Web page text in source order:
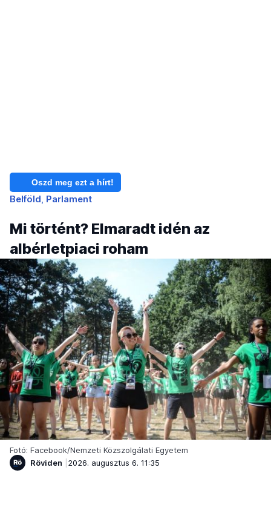
Oszd meg ezt a hírt!
Belföld Parlament
Mi történt? Elmaradt idén az
albérletpiaci roham
Fotó: Facebook/Nemzeti Közszolgálati Egyetem
Röviden
2026. augusztus 6. 11:35